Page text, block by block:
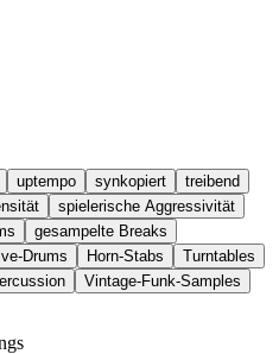
uptempo synkopiert
treibend
spielerische Aggressivität
gesampelte Breaks
Drums Horn-Stabs
Turntables
Vintage-Funk-Samples